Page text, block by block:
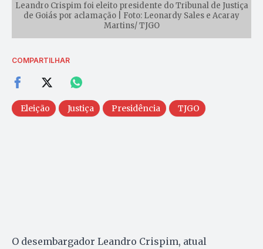
Leandro Crispim foi eleito presidente do Tribunal de Justiça
de Goiás por aclamação | Foto: Leonardy Sales e Acaray
Martins/ TJGO
COMPARTILHAR
Eleição Justiça Presidência TJGO
O desembargador Leandro Crispim, atual